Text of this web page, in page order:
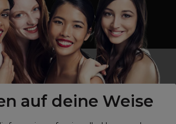
auf deine Weise
bist kein Profikunde?
WEBSEITE FÜR ENDVERBRAUCHER.*